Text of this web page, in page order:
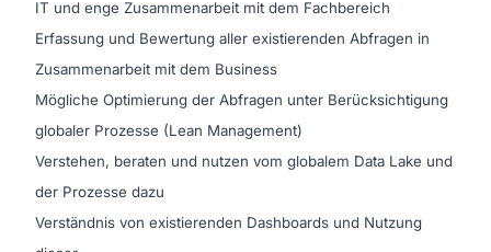
IT und enge Zusammenarbeit mit dem Fachbereich
Erfassung und Bewertung aller existierenden Abfragen in
Zusammenarbeit mit dem Business
Mögliche Optimierung der Abfragen unter Berücksichtigung
globaler Prozesse (Lean Management)
Verstehen, beraten und nutzen vom globalem Data Lake und
der Prozesse dazu
Verständnis von existierenden Dashboards und Nutzung